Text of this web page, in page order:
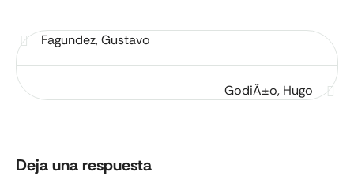
Fagundez, Gustavo
GodiÃ±o, Hugo
Deja una respuesta